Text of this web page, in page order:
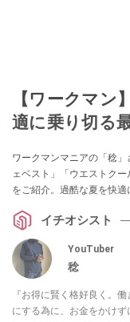
【ワークマン
適に乗り切る
ワークマンマニアの「稔
ェベスト」「ウエストク
をご紹介。過酷な夏を快適
イチオシスト
YouTuber
稔
『お得に賢く格好良く。働きやすい
にする為に、お金をかけ